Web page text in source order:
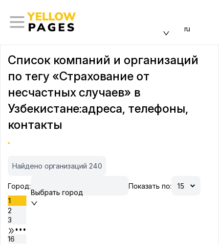
ru
Список компаний и организаций
по тегу «Страхование от
несчастных случаев» в
Узбекистане:адреса, телефоны,
контакты
Найдено организаций 240
Город:
Выбрать город
Показать по:
1
2
3
•••
16